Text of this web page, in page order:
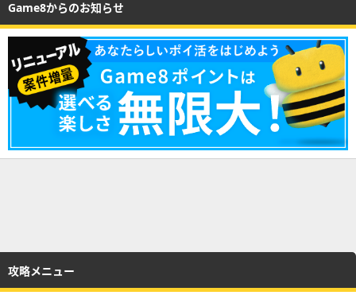
Game8からのお知らせ
攻略メニュー